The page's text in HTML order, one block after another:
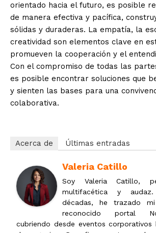
orientado hacia el futuro, es posible
de manera efectiva y pacífica,
sólidas y duraderas. La empatía, la
creatividad son elementos clave en
promueven la cooperación y el
Con el compromiso de todas las
es posible encontrar soluciones que
y sienten las bases para una
colaborativa.
Acerca de Últimas entradas
Valeria Catillo
Soy Valeria Catillo,
multifacética y
décadas, he trazado
reconocido portal
cubriendo desde eventos corporativos